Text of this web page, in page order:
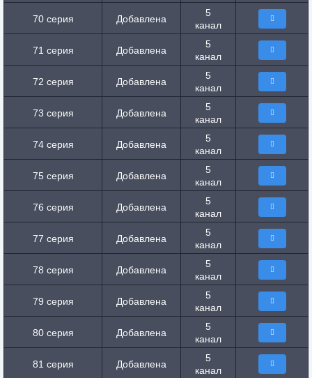
70 серия Добавлена
5
канал
71 серия Добавлена
5
канал
72 серия Добавлена
5
канал
73 серия Добавлена
5
канал
74 серия Добавлена
5
канал
75 серия Добавлена
5
канал
76 серия Добавлена
5
канал
77 серия Добавлена
5
канал
78 серия Добавлена
5
канал
79 серия Добавлена
5
канал
80 серия Добавлена
5
канал
81 серия Добавлена
5
канал